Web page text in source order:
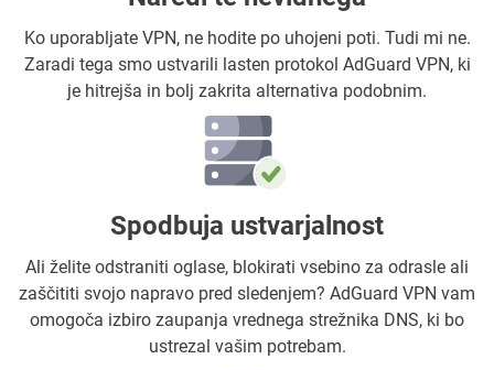
Ko uporabljate VPN, ne hodite po uhojeni poti. Tudi mi ne.
Zaradi tega smo ustvarili lasten protokol AdGuard VPN, ki
je hitrejša in bolj zakrita alternativa podobnim.
Spodbuja ustvarjalnost
Ali želite odstraniti oglase, blokirati vsebino za odrasle ali
zaščititi svojo napravo pred sledenjem? AdGuard VPN vam
omogoča izbiro zaupanja vrednega strežnika DNS, ki bo
ustrezal vašim potrebam.